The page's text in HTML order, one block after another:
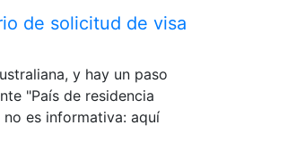
de solicitud de visa
y hay un paso
"País de residencia
es informativa: aquí